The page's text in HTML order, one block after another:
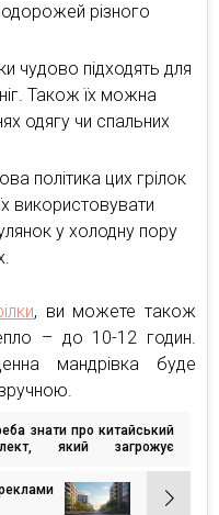
різного
чудово підходять для
Також їх можна
одягу чи спальних
політика цих грілок
використовувати
у холодну пору
, ви можете також
– до 10-12 годин.
мандрівка буде
знати про китайський
який загрожує